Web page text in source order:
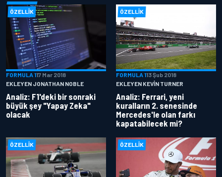
ÖZELLIK
FORMULA 117 Mar 2018
EKLEYEN JONATHAN NOBLE
Analiz: F1'deki bir sonraki
büyük şey "Yapay Zeka"
olacak
ÖZELLIK
FORMULA 113 Şub 2018
EKLEYEN KEVIN TURNER
Analiz: Ferrari, yeni
kuralların 2. senesinde
Mercedes'le olan farkı
kapatabilecek mi?
ÖZELLIK ÖZELLIK